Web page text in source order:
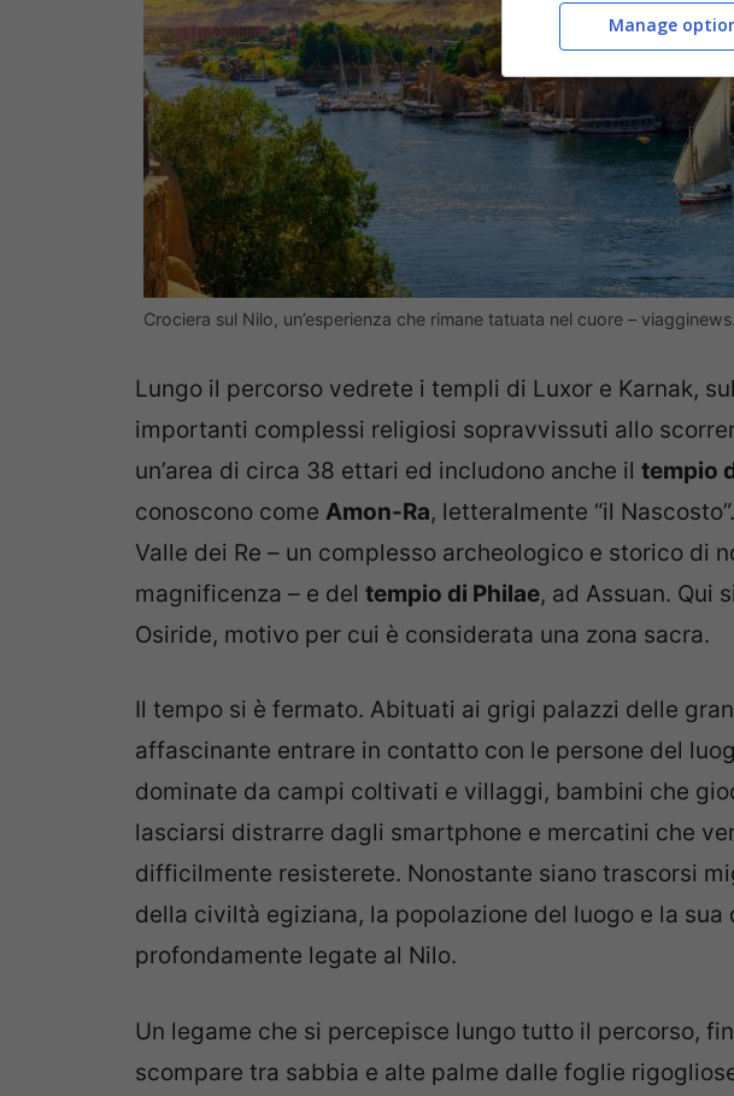
Crociera sul Nilo, un’esperienza che rimane tatuata nel cuore –
Lungo il percorso vedrete i templi di Luxor e Karnak,
importanti complessi religiosi sopravvissuti allo
un’area di circa 38 ettari ed includono anche il tempio
conoscono come Amon-Ra, letteralmente “il
Valle dei Re – un complesso archeologico e storico di
magnificenza – e del tempio di Philae, ad Assuan. Qui
Osiride, motivo per cui è considerata una zona sacra.
Il tempo si è fermato. Abituati ai grigi palazzi delle
affascinante entrare in contatto con le persone del
dominate da campi coltivati e villaggi, bambini che
lasciarsi distrarre dagli smartphone e mercatini che
difficilmente resisterete. Nonostante siano trascorsi
della civiltà egiziana, la popolazione del luogo e la sua
profondamente legate al Nilo.
Un legame che si percepisce lungo tutto il percorso,
scompare tra sabbia e alte palme dalle foglie
Manage